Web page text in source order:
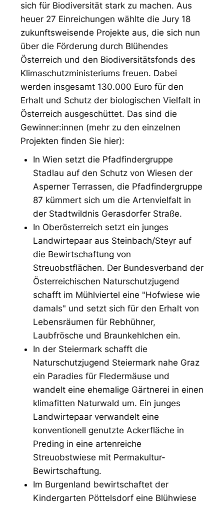
sich für Biodiversität stark zu machen. Aus
heuer 27 Einreichungen wählte die Jury 18
zukunftsweisende Projekte aus, die sich nun
über die Förderung durch Blühendes
Österreich und den Biodiversitätsfonds des
Klimaschutzministeriums freuen. Dabei
werden insgesamt 130.000 Euro für den
Erhalt und Schutz der biologischen Vielfalt in
Österreich ausgeschüttet. Das sind die
Gewinner:innen (mehr zu den einzelnen
Projekten finden Sie hier):
In Wien setzt die Pfadfindergruppe
Stadlau auf den Schutz von Wiesen der
Asperner Terrassen, die Pfadfindergruppe
87 kümmert sich um die Artenvielfalt in
der Stadtwildnis Gerasdorfer Straße.
In Oberösterreich setzt ein junges
Landwirtepaar aus Steinbach/Steyr auf
die Bewirtschaftung von
Streuobstflächen. Der Bundesverband der
Österreichischen Naturschutzjugend
schafft im Mühlviertel eine "Hofwiese wie
damals" und setzt sich für den Erhalt von
Lebensräumen für Rebhühner,
Laubfrösche und Braunkehlchen ein.
In der Steiermark schafft die
Naturschutzjugend Steiermark nahe Graz
ein Paradies für Fledermäuse und
wandelt eine ehemalige Gärtnerei in einen
klimafitten Naturwald um. Ein junges
Landwirtepaar verwandelt eine
konventionell genutzte Ackerfläche in
Preding in eine artenreiche
Streuobstwiese mit Permakultur-
Bewirtschaftung.
Im Burgenland bewirtschaftet der
Kindergarten Pöttelsdorf eine Blühwiese